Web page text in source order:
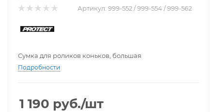
Артикул: 999-552 / 999-554 / 999-562
Сумка для роликов коньков, большая
Подробности
1 190 руб./шт